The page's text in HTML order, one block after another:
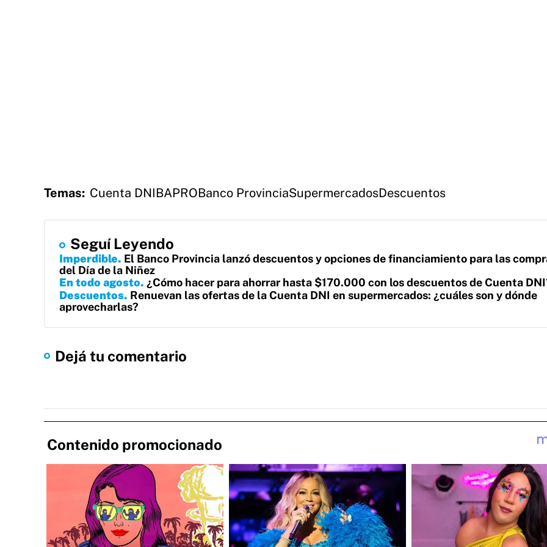
Temas: Cuenta DNIBAPROBanco ProvinciaSupermercadosDescuentos
Seguí Leyendo
Imperdible El Banco Provincia lanzó descuentos y opciones de financiamiento para las
del Día de la Niñez
En todo agosto ¿Cómo hacer para ahorrar hasta $170.000 con los descuentos de Cuenta
Descuentos Renuevan las ofertas de la Cuenta DNI en supermercados: ¿cuáles son y dónde
aprovecharlas?
Dejá tu comentario